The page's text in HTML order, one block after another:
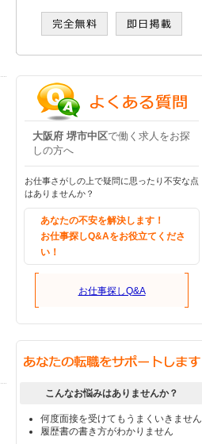
大阪府 堺市中区で働く求人をお探
しの方へ
お仕事さがしの上で疑問に思ったり不安な点
はありませんか？
あなたの不安を解決します！
お仕事探しQ&Aをお役立てくださ
い！
お仕事探しQ&A
こんなお悩みはありませんか？
何度面接を受けてもうまくいきません
履歴書の書き方がわかりません